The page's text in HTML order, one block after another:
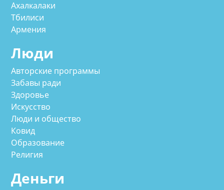
Ахалкалаки
Тбилиси
Армения
Люди
Авторские программы
Забавы ради
Здоровье
Искусство
Люди и общество
Ковид
Образование
Религия
Деньги